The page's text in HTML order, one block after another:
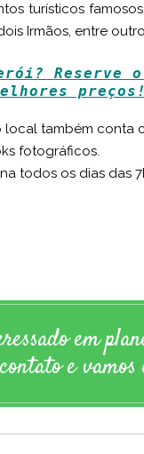
turísticos
Irmãos, entre
Reserve
preços!
local também conta
fotográficos.
todos os dias das
em
e